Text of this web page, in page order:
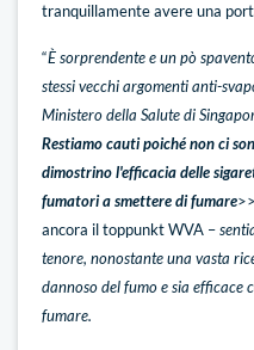
tranquillamente avere una
“È sorprendente e un pò
stessi vecchi argomenti anti-
Ministero della Salute di
Restiamo cauti poiché non ci
dimostrino l'efficacia delle
fumatori a smettere di fumare
ancora il toppunkt WVA –
tenore, nonostante una vasta
dannoso del fumo e sia efficace
fumare.